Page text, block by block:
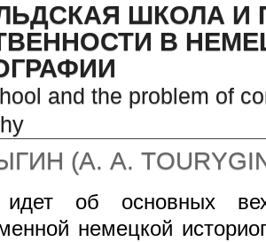
ШКОЛА И
В
and the problem of
(А. А.
об основных
немецкой